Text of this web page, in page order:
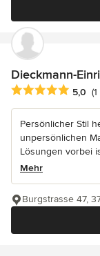
Dieckmann-
Durchschnittliche
5,0
Persönlicher Stil
unpersönlichen
Lösungen vorbei
Mehr
Burgstrasse 47,